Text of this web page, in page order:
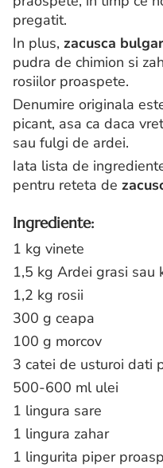
pregatit.
In plus, zacusca
pudra de chimion si
rosiilor proaspete.
Denumire originala
picant, asa ca daca
sau fulgi de ardei.
Iata lista de
pentru reteta de
Ingrediente:
1 kg vinete
1,5 kg Ardei grasi sau
1,2 kg rosii
300 g ceapa
100 g morcov
3 catei de usturoi dati
500-600 ml ulei
1 lingura sare
1 lingura zahar
1 lingurita piper